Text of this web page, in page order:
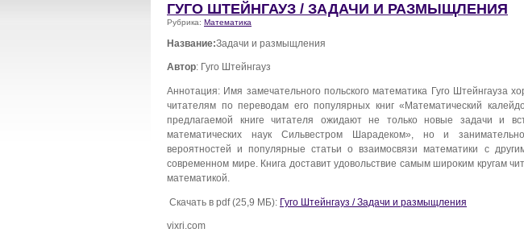
ГУГО ШТЕЙНГАУЗ / ЗАДАЧИ И РАЗМЫЩЛЕНИЯ
Рубрика: Математика
Название:Задачи и размыщления
Автор: Гуго Штейнгауз
Аннотация: Имя замечательного польского математика Гуго Штейнгауза
читателям по переводам его популярных книг «Математический
предлагаемой книге читателя ожидают не только новые задачи и
математических наук Сильвестром Шарадеком», но и
вероятностей и популярные статьи о взаимосвязи математики с
современном мире. Книга доставит удовольствие самым широким кругам
математикой.
Скачать в pdf (25,9 МБ): Гуго Штейнгауз / Задачи и размыщления
vixri.com